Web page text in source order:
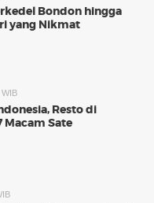
Bondon hingga
yang Nikmat
Resto di
Macam Sate